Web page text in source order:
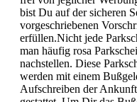
bist Du auf der sicheren
vorgeschriebenen
erfüllen.Nicht jede
man häufig rosa
nachstellen. Diese
werden mit einem
Aufschreiben der